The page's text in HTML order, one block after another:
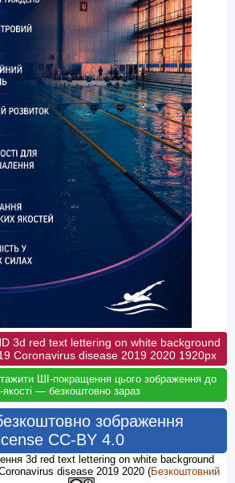
3d red text lettering on white background
Coronavirus disease 2019 2020 1920px
ШІ-покращення цього зображення до
якості — безкоштовно зараз
зображення
CC-BY 4.0
3d red text lettering on white background
disease 2019 2020 (Безкоштовний